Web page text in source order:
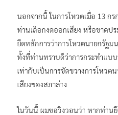
นอกจากนี้ ในการโหวตเมื่อ 13 ก
ท่านเลือกงดออกเสียง หรือขาดปร
ยึดหลักการว่าการโหวตนายกรัฐ
ทั้งที่ท่านทราบดีว่าการกระทำแบ
เท่ากับเป็นการขัดขวางการโหวต
เสียงของสภาล่าง
ในวันนี้ ผมขอวิงวอนว่า หากท่าน